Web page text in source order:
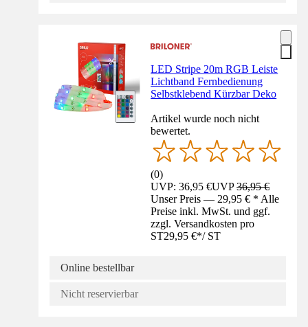
LED Stripe 20m RGB Leiste
Lichtband Fernbedienung
Selbstklebend Kürzbar Deko
Artikel wurde noch nicht
bewertet.
(0)
UVP: 36,95 €UVP36,95 €
Unser Preis — 29,95 € * Alle
Preise inkl. MwSt. und ggf.
zzgl. Versandkosten pro
ST29,95 €*/ ST
Online bestellbar
Nicht reservierbar